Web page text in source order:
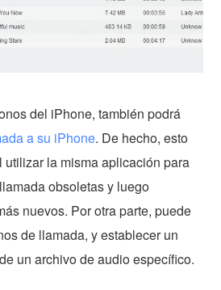
del iPhone, también podrá
a su iPhone. De hecho, esto
utilizar la misma aplicación para
obsoletas y luego
nuevos. Por otra parte, puede
de llamada, y establecer un
un archivo de audio específico.